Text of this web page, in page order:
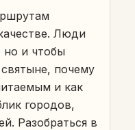
Люди
но и чтобы
почему
и как
городов,
Разобраться в